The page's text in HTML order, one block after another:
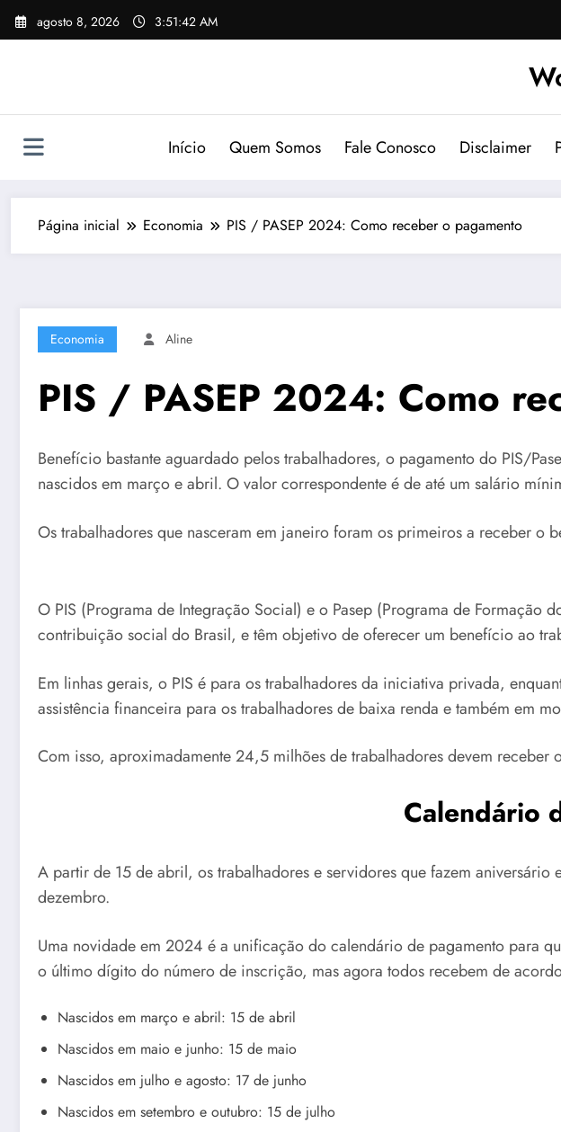
Pular
para
agosto 8, 2026 3:51:43 AM
Início Quem Somos Fale Conosco Disclaimer
Página inicial Economia PIS / PASEP 2024: Como receber o pagamento
Economia Aline
PIS / PASEP 2024: Como
Benefício bastante aguardado pelos trabalhadores, o pagamento do PIS/
nascidos em março e abril. O valor correspondente é de até um salário
Os trabalhadores que nasceram em janeiro foram os primeiros a receber
O PIS (Programa de Integração Social) e o Pasep (Programa de
contribuição social do Brasil, e têm objetivo de oferecer um benefício ao
Em linhas gerais, o PIS é para os trabalhadores da iniciativa privada,
assistência financeira para os trabalhadores de baixa renda e também em
Com isso, aproximadamente 24,5 milhões de trabalhadores devem
Calendário
A partir de 15 de abril, os trabalhadores e servidores que fazem
dezembro.
Uma novidade em 2024 é a unificação do calendário de pagamento para
o último dígito do número de inscrição, mas agora todos recebem de
Nascidos em março e abril: 15 de abril
Nascidos em maio e junho: 15 de maio
Nascidos em julho e agosto: 17 de junho
Nascidos em setembro e outubro: 15 de julho